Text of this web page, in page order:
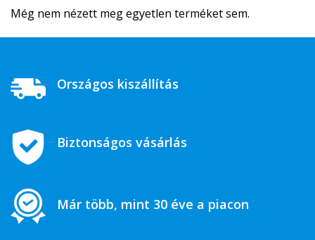
Még nem nézett meg egyetlen terméket sem.
Országos kiszállítás
Biztonságos vásárlás
Már több, mint 30 éve a piacon